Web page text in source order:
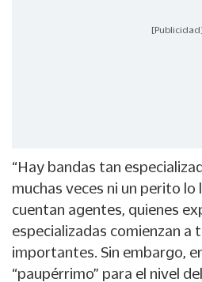
“Hay bandas tan
muchas veces ni un perito lo
cuentan agentes, quienes
especializadas comienzan a
importantes. Sin embargo,
“paupérrimo” para el nivel